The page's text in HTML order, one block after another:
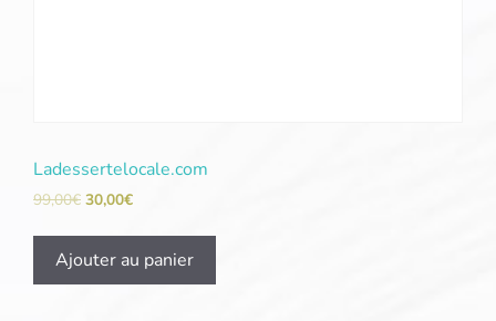
Ladessertelocale.com
99,00€ 30,00€
Ajouter au panier